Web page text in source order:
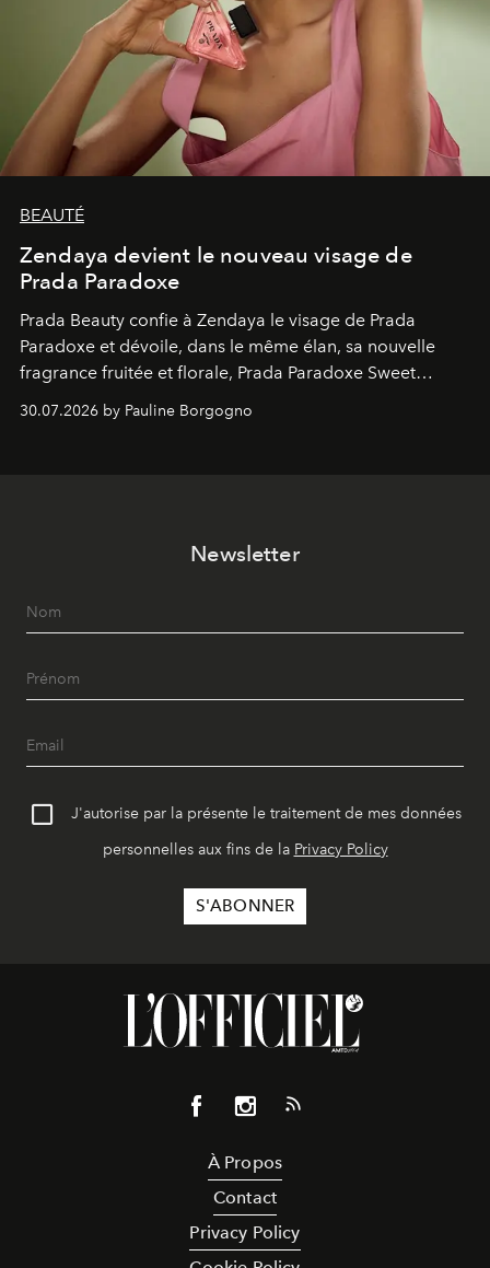
BEAUTÉ
Zendaya devient le nouveau visage de
Prada Paradoxe
Prada Beauty confie à Zendaya le visage de Prada
Paradoxe et dévoile, dans le même élan, sa nouvelle
fragrance fruitée et florale, Prada Paradoxe Sweet
30.07.2026 by Pauline Borgogno
Newsletter
J'autorise par la présente le traitement de mes données
personnelles aux fins de la Privacy Policy
À Propos
Contact
Privacy Policy